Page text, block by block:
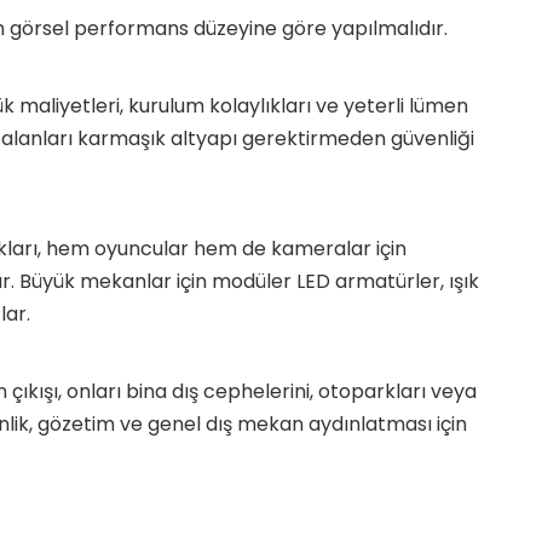
görsel performans düzeyine göre yapılmalıdır.
maliyetleri, kurulum kolaylıkları ve yeterli lümen
karmaşık altyapı gerektirmeden güvenliği
hem oyuncular hem de kameralar için
mekanlar için modüler LED armatürler, ışık
onları bina dış cephelerini, otoparkları veya
gözetim ve genel dış mekan aydınlatması için